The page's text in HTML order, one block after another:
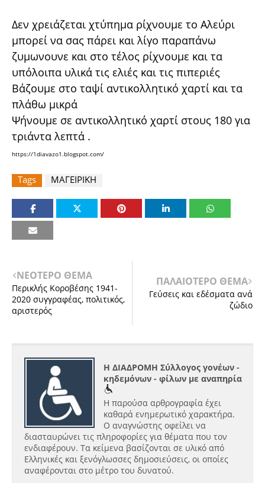
Δεν χρειάζεται χτύπημα ρίχνουμε το Αλεύρι
μπορεί να σας πάρει και λίγο παραπάνω
ζυμωνουνε και στο τέλος ρίχνουμε και τα
υπόλοιπα υλικά τις ελιές και τις πιπεριές
Βάζουμε στο ταψί αντικολλητικό χαρτί και τα
πλάθω μικρά
Ψήνουμε σε αντικολλητικό χαρτί στους 180 για
τριάντα λεπτά .
https://1diavazo1.blogspot.com/
Tags ΜΑΓΕΙΡΙΚΗ
ΝΕΟΤΕΡΟ ΘΕΜΑ
Περικλής Κοροβέσης 1941-
2020 συγγραφέας, πολιτικός,
αριστερός
ΠΑΛΑΙΟΤΕΡΟ ΘΕΜΑ
Γεύσεις και εδέσματα ανά
ζώδιο
Η ΔΙΑΔΡΟΜΗ Σύλλογος γονέων -
κηδεμόνων - φίλων με αναπηρία
Η παρούσα αρθρογραφία έχει
καθαρά ενημερωτικό χαρακτήρα.
Ο αναγνώστης οφείλει να
διασταυρώνει τις πληροφορίες για θέματα που τον
ενδιαφέρουν. Τα κείμενα βασίζονται σε υλικό από
Ελληνικές και ξενόγλωσσες δημοσιεύσεις, οι οποίες
αναφέρονται στο μέτρο του δυνατού.